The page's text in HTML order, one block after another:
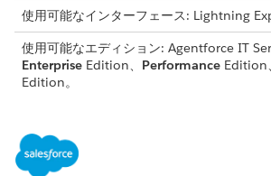
使用可能なインターフェース: Lightning
使用可能なエディション: Agentforce IT
Enterprise Edition、 Performance Edition
Edition。
ユーザーの詳細を取得するサービス要求レコ
す。テンプレートに含まれている内容を確認